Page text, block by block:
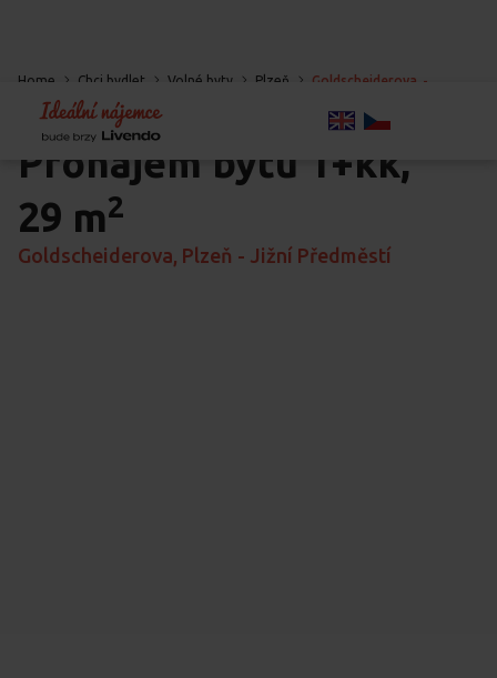
Home Chci bydlet Volné byty Plzeň Goldscheiderova -
Jižní Předměstí
Pronájem bytu 1+kk,
29 m2
Goldscheiderova, Plzeň - Jižní Předměstí